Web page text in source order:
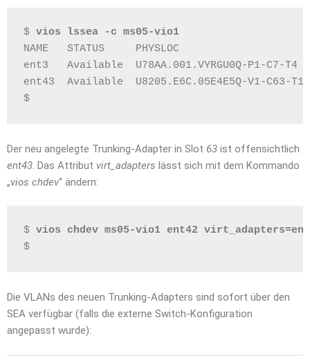
$ vios lssea -c ms05-vio1
NAME   STATUS     PHYSLOC
ent3   Available  U78AA.001.VYRGU0Q-P1-C7-
ent43  Available  U8205.E6C.05E4E5Q-V1-
$
Der neu angelegte Trunking-Adapter in Slot 63 ist offensichtlich
ent43 . Das Attribut virt_adapters lässt sich mit dem Kommando
„vios chdev“ ändern:
$ vios chdev ms05-vio1 ent42
$
Die VLANs des neuen Trunking-Adapters sind sofort über den
SEA verfügbar (falls die externe Switch-Konfiguration
angepasst wurde):